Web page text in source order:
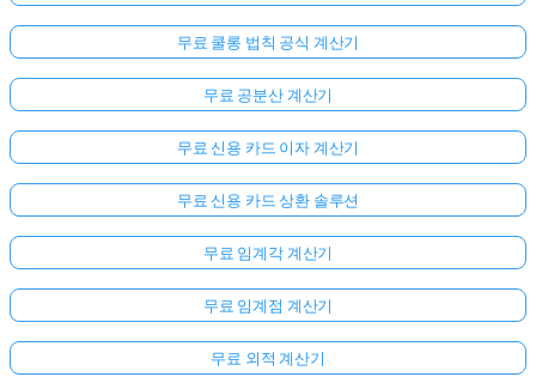
무료 쿨롱 법칙 공식 계산기
무료 공분산 계산기
무료 신용 카드 이자 계산기
무료 신용 카드 상환 솔루션
무료 임계각 계산기
무료 임계점 계산기
무료 외적 계산기